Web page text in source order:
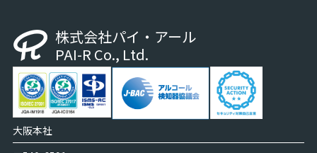
株式会社パイ・アール
PAI-R Co., Ltd.
大阪本社